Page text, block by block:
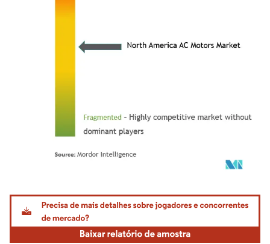
Imagem © Mordor Intelligence. O reuso requer atribuição conforme CC BY 4.0.